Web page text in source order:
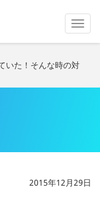
いた！そんな時の対
2015年12月29日